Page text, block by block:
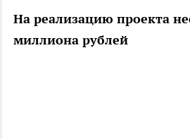
На реализацию проекта
миллиона рублей